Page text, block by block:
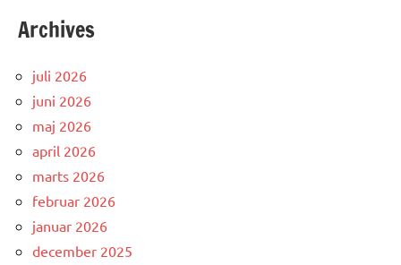
Archives
juli 2026
juni 2026
maj 2026
april 2026
marts 2026
februar 2026
januar 2026
december 2025